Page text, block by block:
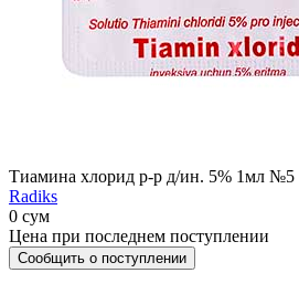
Тиамина хлорид р-р д/ин. 5% 1мл №5
Radiks
0 сум
Цена при последнем поступлении
Сообщить о поступлении